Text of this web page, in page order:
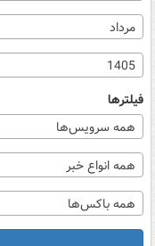
مرداد
1405
فیلترها
همه سرویس‌ها
همه انواع خبر
همه باکس‌ها